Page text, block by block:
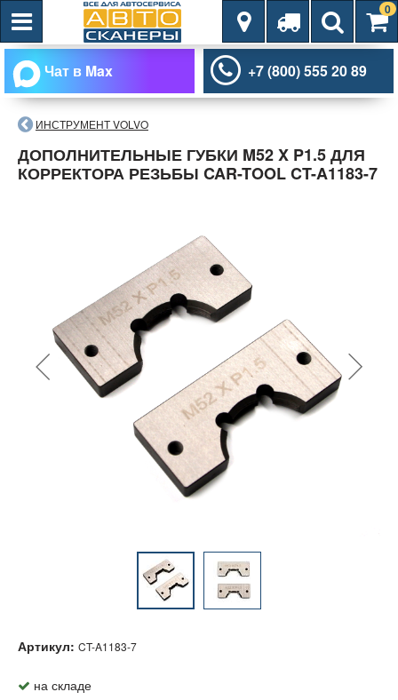
0
Чат в Max +7 (800) 555 20 89
ИНСТРУМЕНТ VOLVO
ДОПОЛНИТЕЛЬНЫЕ ГУБКИ M52 X P1.5 ДЛЯ
КОРРЕКТОРА РЕЗЬБЫ CAR-TOOL CT-A1183-7
Артикул: CT-A1183-7
на складе